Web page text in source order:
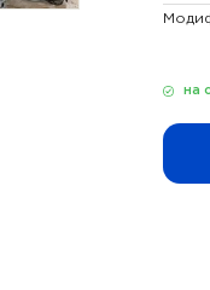
на